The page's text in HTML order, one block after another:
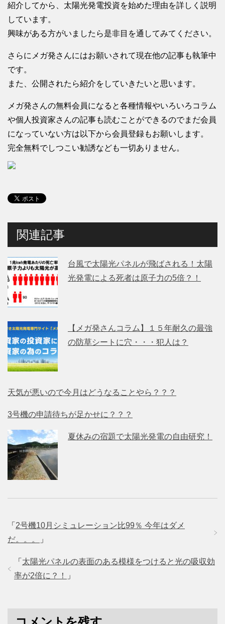
紹介してから、太陽光発電投資を始めた理由を詳しく説明
しています。
興味がある方がいましたら是非目を通してみてください。
さらにメガ発さんにはお願いされて現在他の記事も執筆中
です。
また、公開されたら紹介をしていきたいと思います。
メガ発さんの無料会員になると各種情報やいろいろコラム
や個人投資家さんの記事も読むことができるのでまだ会員
になっていない方は以下から会員登録もお願いします。
完全無料でしつこい勧誘なども一切ありません。
関連記事
台風で太陽光パネルが飛ばされる！太陽
光発電による死者は原子力の5倍？！
【メガ発さんコラム】１５年耐久の最強
の防草シートに穴・・・犯人は？
天気が悪いので今月はどうなることやら？？？
3号機の申請待ちが足かせに？？？
夏休みの宿題で太陽光発電の自由研究！
「 2号機10月シミュレーション比99％ 今年はダメ
だ。。。
」
「 太陽光パネルの表面のある模様をつけると光の吸収効
率が2倍に？！
」